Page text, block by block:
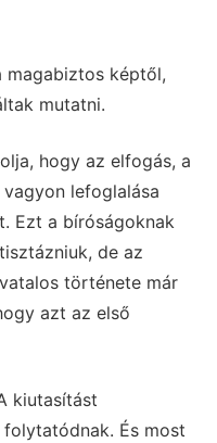
magabiztos képtől,
mutatni.
hogy az elfogás, a
lefoglalása
Ezt a bíróságoknak
de az
története már
azt az első
kiutasítást
És most